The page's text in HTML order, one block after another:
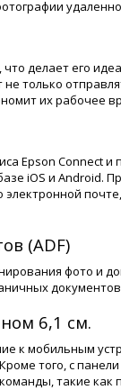
делает его
только
их рабочее
Epson Connect и
iOS и Android.
(ADF)
фото и
6,1 см.
к мобильным
того, с
такие как